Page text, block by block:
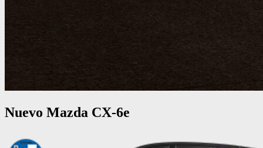
Nuevo Mazda CX-6e